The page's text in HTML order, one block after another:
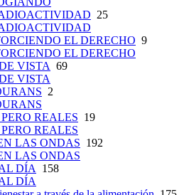
25
EL DERECHO 9
EL DERECHO
VISTA 69
VISTA
2
REALES 19
REALES
LAS ONDAS 192
LAS ONDAS
DÍA 158
DÍA